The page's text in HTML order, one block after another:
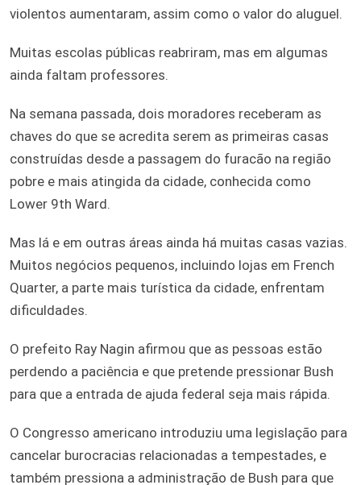
violentos aumentaram, assim como o valor do aluguel.
Muitas escolas públicas reabriram, mas em algumas
ainda faltam professores.
Na semana passada, dois moradores receberam as
chaves do que se acredita serem as primeiras casas
construídas desde a passagem do furacão na região
pobre e mais atingida da cidade, conhecida como
Lower 9th Ward.
Mas lá e em outras áreas ainda há muitas casas vazias.
Muitos negócios pequenos, incluindo lojas em French
Quarter, a parte mais turística da cidade, enfrentam
dificuldades.
O prefeito Ray Nagin afirmou que as pessoas estão
perdendo a paciência e que pretende pressionar Bush
para que a entrada de ajuda federal seja mais rápida.
O Congresso americano introduziu uma legislação para
cancelar burocracias relacionadas a tempestades, e
também pressiona a administração de Bush para que